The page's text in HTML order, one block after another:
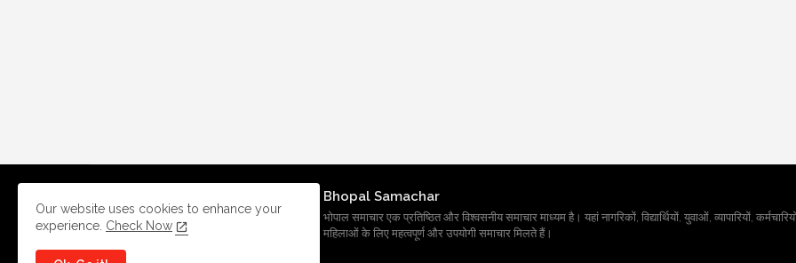
Bhopal Samachar
भोपाल समाचार एक प्रतिष्ठित और विश्वसनीय समाचार माध्यम है। यहां नागरिकों, विद्यार्थियों, युवाओं, व्यापारियों,
महिलाओं के लिए महत्वपूर्ण और उपयोगी समाचार मिलते हैं।
Our website uses cookies to enhance your
experience. Check Now